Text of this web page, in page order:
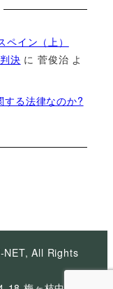
イン（上）
決 に菅俊治 よ
する法律なのか?
NET, All Rights